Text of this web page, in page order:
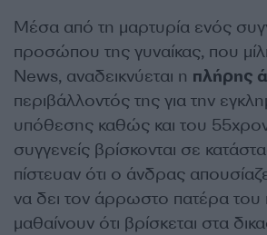
Μέσα από τη μαρτυρία ενός
προσώπου της γυναίκας, που
News, αναδεικνύεται η πλήρης
περιβάλλοντός της για την
υπόθεσης καθώς και του
συγγενείς βρίσκονται σε
πίστευαν ότι ο άνδρας
να δει τον άρρωστο πατέρα του
μαθαίνουν ότι βρίσκεται στα